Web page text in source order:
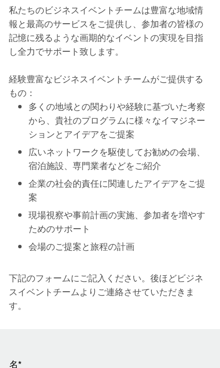
私たちのビジネスイベントチームは豊富な地域情
報と最高のサービスをご提供し、参加者の皆様の
記憶に残るような画期的なイベントの実現を目指
し全力でサポート致します。
経験豊富なビジネスイベントチームがご提供する
もの：
多くの地域との関わりや経験に基づいた考察
から、貴社のプログラムに様々なイマジネー
ションとアイデアをご提案
広いネットワークを駆使してお勧めの会場、
宿泊施設、専門業者などをご紹介
企業の社会的責任に関連したアイデアをご提
案
現場視察や事前計画の実施、参加者を増やす
ためのサポート
会場のご提案と旅程の計画
下記のフォームにご記入ください。後ほどビジネ
スイベントチームよりご連絡させていただきま
す。